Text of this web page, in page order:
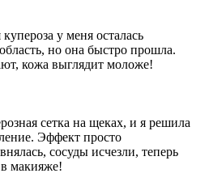
у меня осталась
но она быстро прошла.
кожа выглядит моложе!
сетка на щеках, и я решила
Эффект просто
сосуды исчезли, теперь
макияже!